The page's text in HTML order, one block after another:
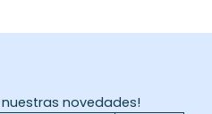
novedades!